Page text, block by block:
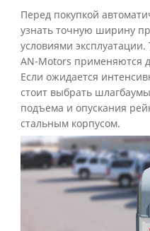
Перед покупкой
узнать точную ширину
условиями
AN-Motors применяются
Если ожидается
стоит выбрать
подъема и опускания
стальным корпусом.